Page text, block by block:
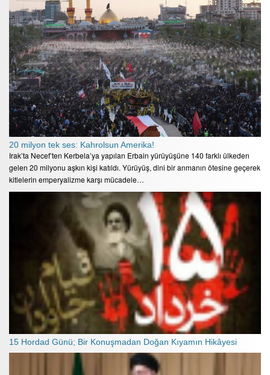
20 milyon tek ses: Kahrolsun Amerika!
Irak’ta Necef’ten Kerbela’ya yapılan Erbain yürüyüşüne 140 farklı ülkeden
gelen 20 milyonu aşkın kişi katıldı. Yürüyüş, dini bir anmanın ötesine geçerek
kitlelerin emperyalizme karşı mücadele…
15 Hordad Günü; Bir Konuşmadan Doğan Kıyamın Hikâyesi